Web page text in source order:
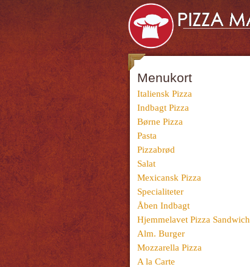
Menukort
Italiensk Pizza
Indbagt Pizza
Børne Pizza
Pasta
Pizzabrød
Salat
Mexicansk Pizza
Specialiteter
Åben Indbagt
Hjemmelavet Pizza Sandwich
Alm. Burger
Mozzarella Pizza
A la Carte